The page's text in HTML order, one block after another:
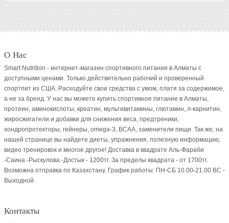
О Нас
Smart Nutrition - интернет-магазин спортивного питания в Алматы с
доступными ценами. Только действительно рабочий и проверенный
спортпит из США. Расходуйте свои средства с умом, платя за содержимое,
а не за бренд. У нас вы можете купить спортивное питание в Алматы,
протеин, аминокислоты, креатин, мультивитамины, глютамин, л-карнитин,
жиросжигатели и добавки для снижения веса, предтреники,
хондропротекторы, гейнеры, omega-3, BCAA, заменители пищи. Так же, на
нашей странице вы найдете диеты, упражнения, полезную информацию,
видео тренировок и многое другое! Доставка в квадрате Аль-Фараби
-Саина -Рыскулова -Достык - 1200тг. За пределы квадрата - от 1700тг.
Возможна отправка по Казахстану. График работы: ПН-СБ 10.00-21.00 ВC -
Выходной.
Контакты